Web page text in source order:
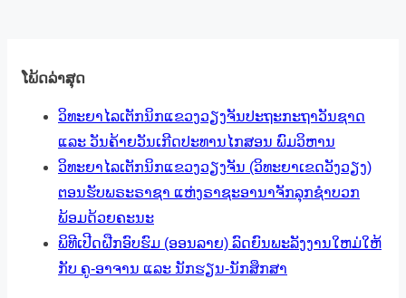
ໂພ້ດລ່າສຸດ
ວິທະຍາໄລເຕັກນິກແຂວງວຽງຈັນປະຖະກະຖາວັນຊາດ
ແລະ ວັນຄ້າຍວັນເກີດປະທານໄກສອນ ພົມວິຫານ
ວິທະຍາໄລເຕັກນິກແຂວງວຽງຈັນ (ວິທະຍາເຂດວັງວຽງ)
ຕອນຮັບພຣະຣາຊາ ແຫ່ງຣາຊະອານາຈັກລຸກຊຳບວກ
ພ້ອມດ້ວຍຄະນະ
ພິທີເປີດຝືກອົບຮົມ (ອອນລາຍ) ລົດຍົນພະລັງງານໃຫມ່ໃຫ້
ກັບ ຄູ-ອາຈານ ແລະ ນັກຮຽນ-ນັກສຶກສາ